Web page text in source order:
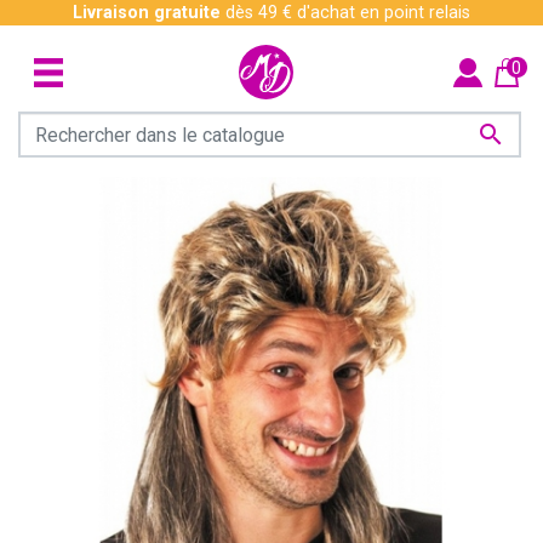
Livraison gratuite dès 49 € d'achat en point relais

0